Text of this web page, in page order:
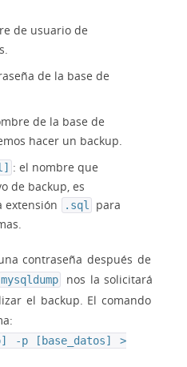
de usuario de
de la base de
de la base de
hacer un backup.
: el nombre que
de backup, es
extensión
.sql
para
contraseña después de
mysqldump
nos la solicitará
el backup. El comando
-p [base_datos] >